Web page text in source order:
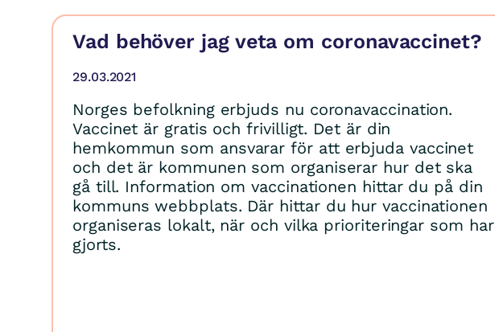
Vad behöver jag veta om coronavaccinet?
29.03.2021
Norges befolkning erbjuds nu coronavaccination.
Vaccinet är gratis och frivilligt. Det är din
hemkommun som ansvarar för att erbjuda vaccinet
och det är kommunen som organiserar hur det ska
gå till. Information om vaccinationen hittar du på din
kommuns webbplats. Där hittar du hur vaccinationen
organiseras lokalt, när och vilka prioriteringar som har
gjorts.